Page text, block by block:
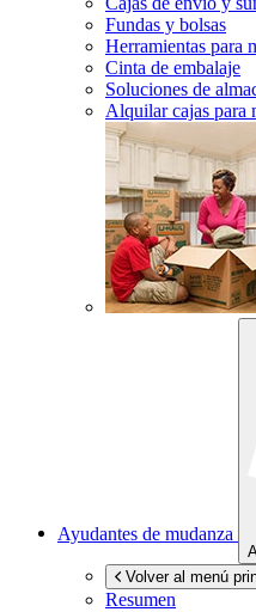
Fundas y bolsas
Herramientas para
Cinta de embalaje
Soluciones de
Alquilar cajas para
Ayudantes de mudanza
Volver al menú
Resumen